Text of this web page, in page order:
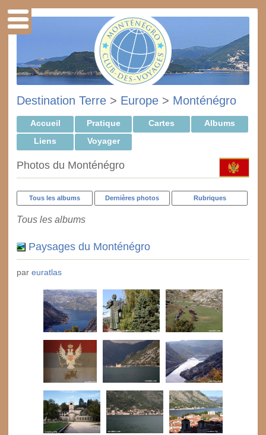
Destination Terre > Europe > Monténégro
Accueil Pratique Cartes
Albums
Liens
Voyager
Photos du Monténégro
Tous les albums Dernières photos Rubriques
Tous les albums
Paysages du Monténégro
par euratlas